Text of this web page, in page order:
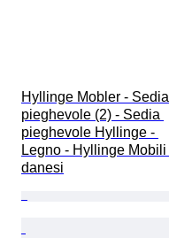
Hyllinge Mobler - Sedia
pieghevole (2) - Sedia
pieghevole Hyllinge -
Legno - Hyllinge Mobili
danesi